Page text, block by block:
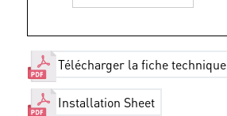
Télécharger la fiche technique
Installation Sheet